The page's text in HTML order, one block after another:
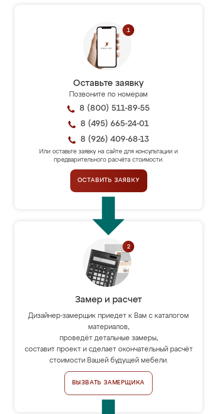
Оставьте заявку
Позвоните по номерам
8 (800) 511-89-55
8 (495) 665-24-01
8 (926) 409-68-13
Или оставьте заявку на сайте для консультации и
предварительного расчёта стоимости.
ОСТАВИТЬ ЗАЯВКУ
Замер и расчет
Дизайнер-замерщик приедет к Вам с каталогом
материалов,
проведёт детальные замеры,
составит проект и сделает окончательный расчёт
стоимости Вашей будущей мебели.
ВЫЗВАТЬ ЗАМЕРЩИКА